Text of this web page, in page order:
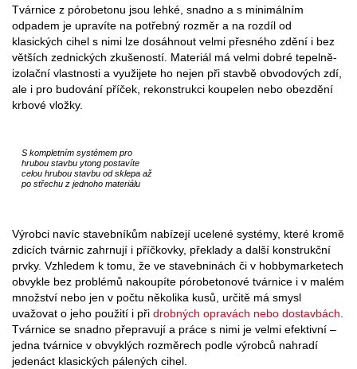
Tvárnice z pórobetonu jsou lehké, snadno a s minimálním
odpadem je upravíte na potřebný rozměr a na rozdíl od
klasických cihel s nimi lze dosáhnout velmi přesného zdění i bez
větších zednických zkušeností. Materiál má velmi dobré tepelně-
izolační vlastnosti a využijete ho nejen při stavbě obvodových zdí,
ale i pro budování příček, rekonstrukci koupelen nebo obezdění
krbové vložky.
S kompletním systémem pro
hrubou stavbu ytong postavíte
celou hrubou stavbu od sklepa až
po střechu z jednoho materiálu
Výrobci navíc stavebníkům nabízejí ucelené systémy, které kromě
zdicích tvárnic zahrnují i příčkovky, překlady a další konstrukční
prvky. Vzhledem k tomu, že ve stavebninách či v hobbymarketech
obvykle bez problémů nakoupíte pórobetonové tvárnice i v malém
množství nebo jen v počtu několika kusů, určitě má smysl
uvažovat o jeho použití i při drobných opravách nebo dostavbách.
Tvárnice se snadno přepravují a práce s nimi je velmi efektivní –
jedna tvárnice v obvyklých rozměrech podle výrobců nahradí
jedenáct klasických pálených cihel.